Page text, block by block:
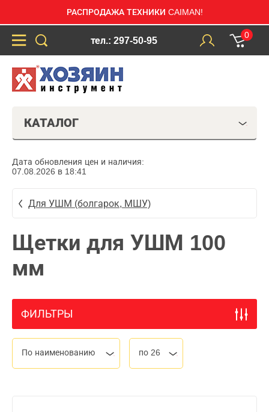
РАСПРОДАЖА ТЕХНИКИ CAIMAN!
тел.: 297-50-95
0
КАТАЛОГ
Дата обновления цен и наличия:
07.08.2026 в 18:41
Для УШМ (болгарок, МШУ)
Щетки для УШМ 100
мм
ФИЛЬТРЫ
По наименованию по 26